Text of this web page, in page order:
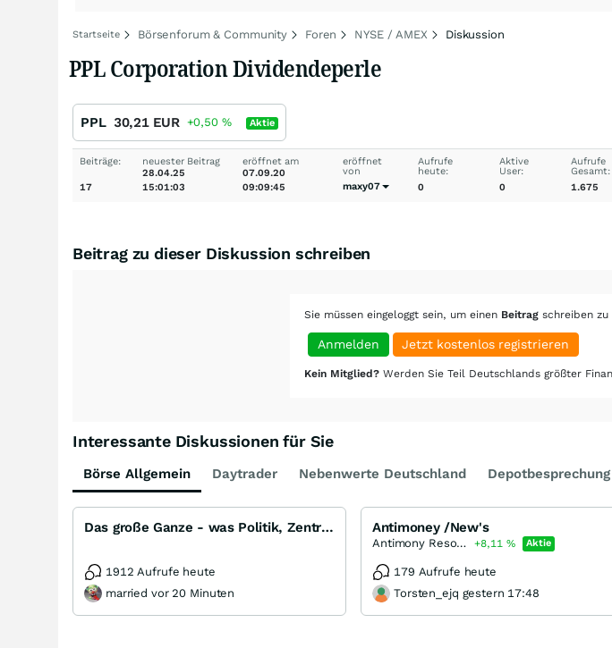
Startseite Börsenforum & Community Foren NYSE / AMEX Diskussion
PPL Corporation Dividendeperle
PPL 30,21 EUR +0,50 % Aktie
Beiträge:
17
neuester Beitrag
28.04.25
15:01:03
eröffnet am
07.09.20
09:09:45
eröffnet
von
maxy07
Aufrufe
heute:
0
Aktive
User:
0
Aufrufe
Gesamt:
1.675
Beitrag zu dieser Diskussion schreiben
Sie müssen eingeloggt sein, um einen Beitrag schreiben zu
Anmelden Jetzt kostenlos registrieren
Kein Mitglied? Werden Sie Teil Deutschlands größter
Interessante Diskussionen für Sie
Börse Allgemein Daytrader Nebenwerte Deutschland Depotbesprechung
Das große Ganze - was Politik, Zentralbanken, Trends, Medien und Gesellschaft mit Aktien, Rohstoffen
1912 Aufrufe heute
married vor 20 Minuten
Antimoney /New's
Antimony Resources +8,11% Aktie
179 Aufrufe heute
Torsten_ejq gestern 17:48